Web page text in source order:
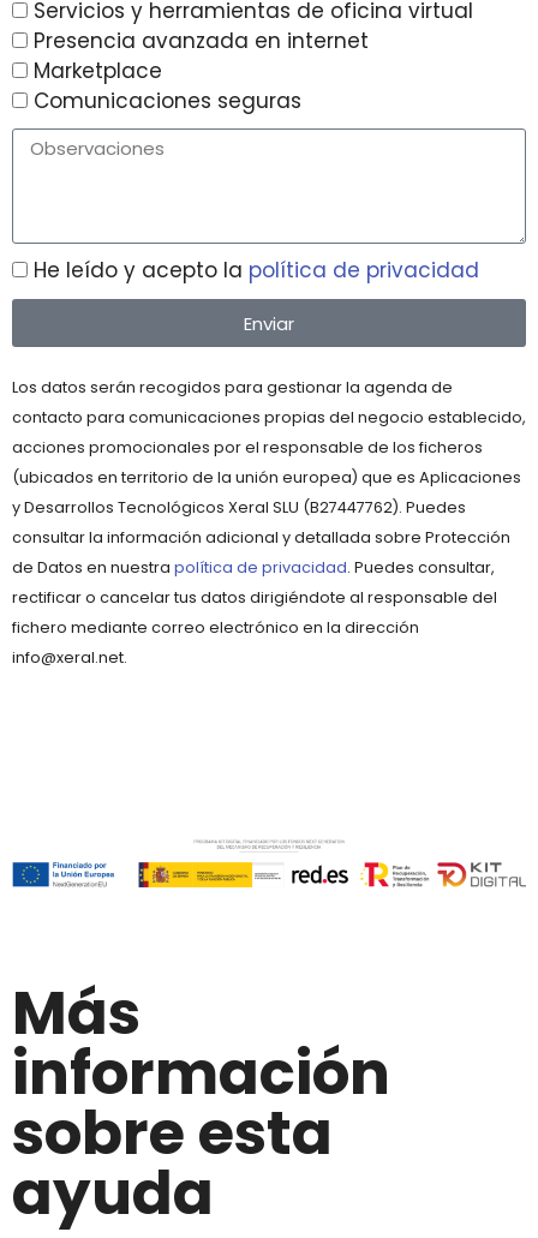
Servicios y herramientas de oficina virtual
Presencia avanzada en internet
Marketplace
Comunicaciones seguras
He leído y acepto la política de privacidad
Enviar
Los datos serán recogidos para gestionar la agenda de
contacto para comunicaciones propias del negocio establecido,
acciones promocionales por el responsable de los ficheros
(ubicados en territorio de la unión europea) que es Aplicaciones
y Desarrollos Tecnológicos Xeral SLU (B27447762). Puedes
consultar la información adicional y detallada sobre Protección
de Datos en nuestra política de privacidad. Puedes consultar,
rectificar o cancelar tus datos dirigiéndote al responsable del
fichero mediante correo electrónico en la dirección
info@xeral.net.
Más
información
sobre esta
ayuda